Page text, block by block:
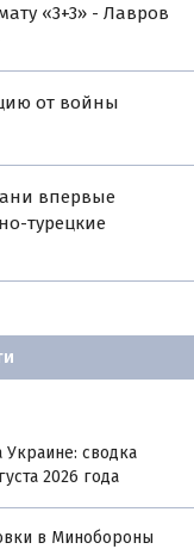
«3+3» - Лавров
от войны
впервые
турецкие
сводка
2026 года
в Минобороны